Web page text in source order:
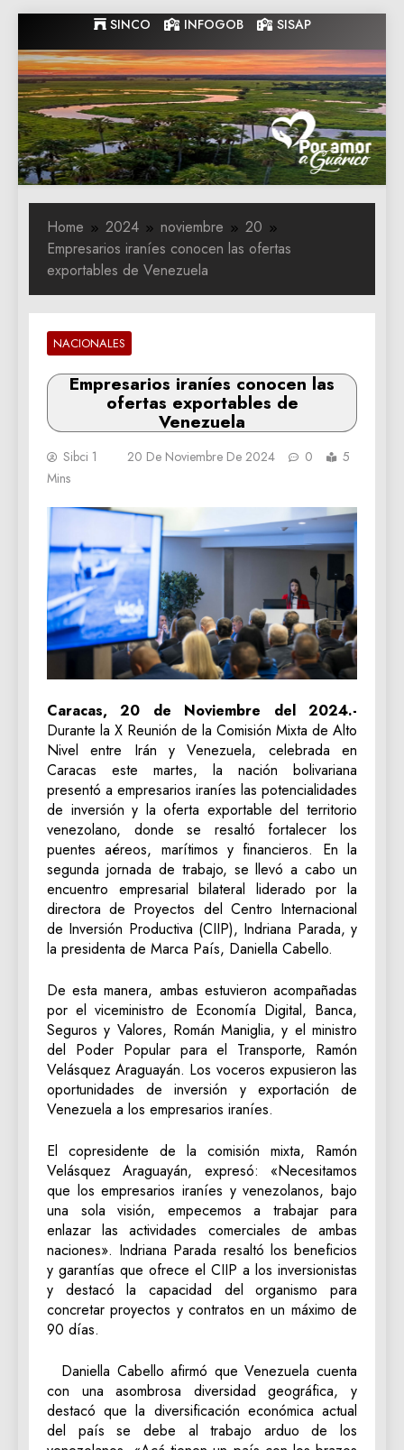
to
content
SINCO INFOGOB SISAP
Gobernacion
de Guarico
Gobernacion de Guarico
Home 2024 noviembre
20
Empresarios iraníes conocen las ofertas
exportables de Venezuela
NACIONALES
Empresarios iraníes conocen las
ofertas exportables de
Venezuela
Sibci 1 20 De Noviembre De 2024 0
5
Mins
Caracas, 20 de Noviembre del 2024.-
Durante la X Reunión de la Comisión Mixta de Alto
Nivel entre Irán y Venezuela, celebrada en
Caracas este martes, la nación bolivariana
presentó a empresarios iraníes las potencialidades
de inversión y la oferta exportable del territorio
venezolano, donde se resaltó fortalecer los
puentes aéreos, marítimos y financieros. En la
segunda jornada de trabajo, se llevó a cabo un
encuentro empresarial bilateral liderado por la
directora de Proyectos del Centro Internacional
de Inversión Productiva (CIIP), Indriana Parada, y
la presidenta de Marca País, Daniella Cabello.
De esta manera, ambas estuvieron acompañadas
por el viceministro de Economía Digital, Banca,
Seguros y Valores, Román Maniglia, y el ministro
del Poder Popular para el Transporte, Ramón
Velásquez Araguayán. Los voceros expusieron las
oportunidades de inversión y exportación de
Venezuela a los empresarios iraníes.
El copresidente de la comisión mixta, Ramón
Velásquez Araguayán, expresó: «Necesitamos
que los empresarios iraníes y venezolanos, bajo
una sola visión, empecemos a trabajar para
enlazar las actividades comerciales de ambas
naciones». Indriana Parada resaltó los beneficios
y garantías que ofrece el CIIP a los inversionistas
y destacó la capacidad del organismo para
concretar proyectos y contratos en un máximo de
90 días.
Daniella Cabello afirmó que Venezuela cuenta
con una asombrosa diversidad geográfica, y
destacó que la diversificación económica actual
del país se debe al trabajo arduo de los